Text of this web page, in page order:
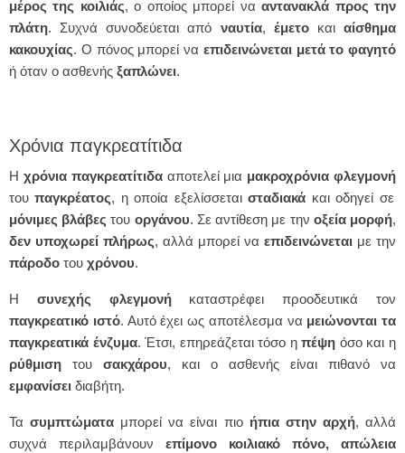
μέρος της κοιλιάς, ο οποίος μπορεί νααντανακλά προς την
πλάτη. Συχνά συνοδεύεται από ναυτία, έμετοκαιαίσθημα
κακουχίας. Ο πόνος μπορεί να επιδεινώνεται μετά το φαγητό
ή όταν ο ασθενής ξαπλώνει.
Χρόνια παγκρεατίτιδα
Η χρόνια παγκρεατίτιδααποτελεί μια μακροχρόνια φλεγμονή
τουπαγκρέατος, η οποία εξελίσσεταισταδιακά και οδηγεί σε
μόνιμες βλάβες του οργάνου. Σε αντίθεση με την οξεία μορφή,
δεν υποχωρεί πλήρως, αλλά μπορεί να επιδεινώνεται με την
πάροδο του χρόνου.
Η συνεχής φλεγμονήκαταστρέφει προοδευτικά τον
παγκρεατικό ιστό. Αυτό έχει ως αποτέλεσμα να μειώνονται τα
παγκρεατικά ένζυμα. Έτσι, επηρεάζεται τόσο ηπέψη όσο και η
ρύθμιση του σακχάρου, και ο ασθενής είναι πιθανό να
εμφανίσει διαβήτη.
Τασυμπτώματα μπορεί να είναι πιο ήπια στην αρχή, αλλά
συχνά περιλαμβάνουν επίμονο κοιλιακό πόνο,
απώλεια